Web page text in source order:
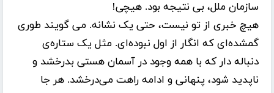
سازمان ملل، بی نتیجه بود. هیچی!
هیچ خبری از تو نیست، حتی یک نشانه. می گویند طوری
گمشده‌ای که انگار از اول نبوده‌ای. مثل یک ستاره‌ی
دنباله دار که با همه وجود در آسمان هستی بدرخشد و
ناپدید شود، پنهانی و ادامه راهت می‌درخشد. هر جا